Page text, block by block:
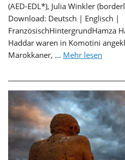
(AED-EDL*), Julia Winkler
Download: Deutsch | Englisch |
FranzösischHintergrundHamza
Haddar waren in Komotini
Marokkaner, ... Mehr lesen